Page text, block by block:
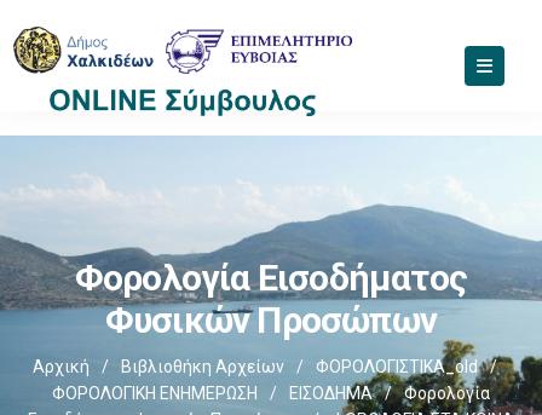
Φορολογία Εισοδήματος
Φυσικών Προσώπων
Αρχική / Βιβλιοθήκη Αρχείων / ΦΟΡΟΛΟΓΙΣΤΙΚΑ_old
/
ΦΟΡΟΛΟΓΙΚΗ ΕΝΗΜΕΡΩΣΗ
/ ΕΙΣΟΔΗΜΑ /
Φορολογία